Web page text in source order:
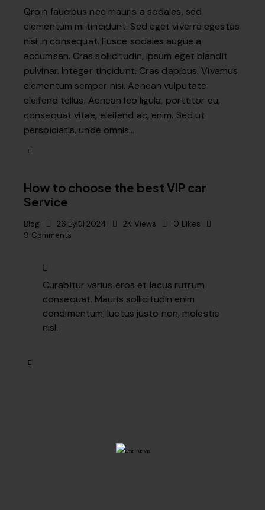
Qroin faucibus nec mauris a sodales, sed
elementum mi tincidunt. Sed eget viverra egestas
nisi in consequat. Fusce sodales augue a
accumsan. Cras sollicitudin, ipsum eget blandit
pulvinar. Integer tincidunt. Cras dapibus. Vivamus
elementum semper nisi. Aenean vulputate
eleifend tellus. Aenean leo ligula, porttitor eu,
consequat vitae, eleifend ac, enim. Sed ut
perspiciatis, unde omnis…
How to choose the best VIP car
Service
Blog 26 Eylül 2024 2K Views 0 Likes
9 Comments
Curabitur varius eros et lacus rutrum
consequat. Mauris sollicitudin enim
condimentum, luctus justo non, molestie
nisl.